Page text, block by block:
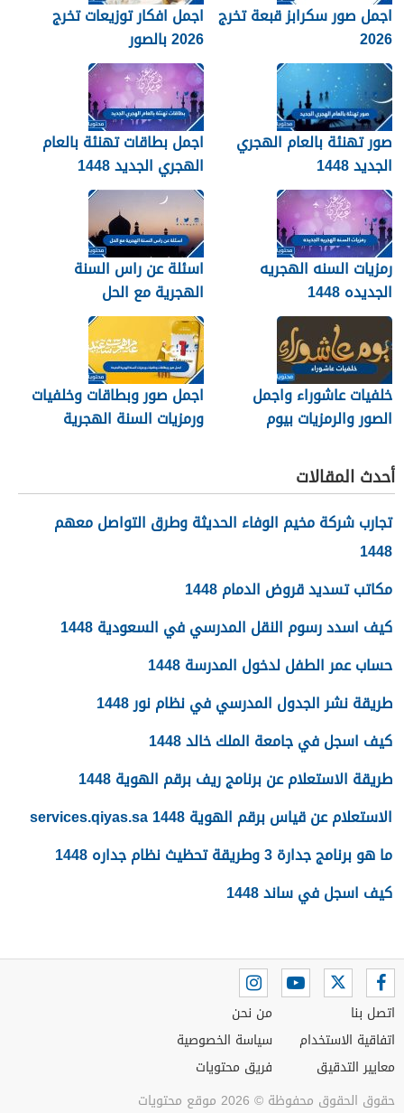
اجمل صور سكرابز قبعة تخرج
2026
اجمل افكار توزيعات تخرج
2026 بالصور
صور تهنئة بالعام الهجري
الجديد 1448
اجمل بطاقات تهنئة بالعام
الهجري الجديد 1448
رمزيات السنه الهجريه
الجديده 1448
اسئلة عن راس السنة
الهجرية مع الحل
خلفيات عاشوراء واجمل
الصور والرمزيات بيوم
اجمل صور وبطاقات وخلفيات
ورمزيات السنة الهجرية
أحدث المقالات
تجارب شركة مخيم الوفاء الحديثة وطرق التواصل معهم
1448
مكاتب تسديد قروض الدمام 1448
كيف اسدد رسوم النقل المدرسي في السعودية 1448
حساب عمر الطفل لدخول المدرسة 1448
طريقة نشر الجدول المدرسي في نظام نور 1448
كيف اسجل في جامعة الملك خالد 1448
طريقة الاستعلام عن برنامج ريف برقم الهوية 1448
الاستعلام عن قياس برقم الهوية 1448 services.qiyas.sa
ما هو برنامج جدارة 3 وطريقة تحظيث نظام جداره 1448
كيف اسجل في ساند 1448
اتصل بنا
اتفاقية الاستخدام
معايير التدقيق
من نحن
سياسة الخصوصية
فريق محتويات
حقوق الحقوق محفوظة © 2026 موقع محتويات